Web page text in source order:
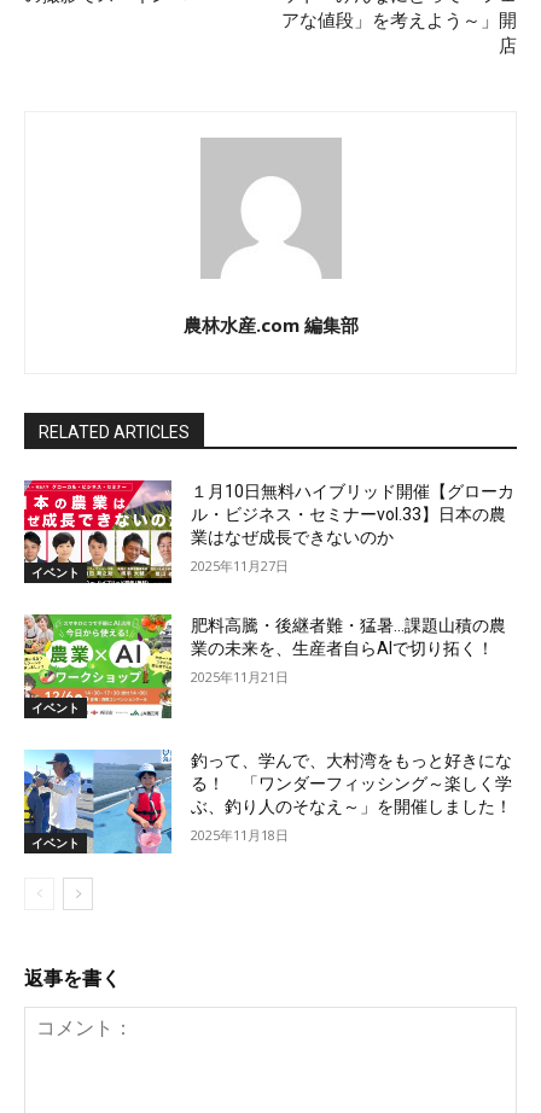
アな値段」を考えよう～」開
店
農林水産.com 編集部
RELATED ARTICLES
イベント
１月10日無料ハイブリッド開催【グローカ
ル・ビジネス・セミナーvol.33】日本の農
業はなぜ成長できないのか
2025年11月27日
イベント
肥料高騰・後継者難・猛暑…課題山積の農
業の未来を、生産者自らAIで切り拓く！
2025年11月21日
イベント
釣って、学んで、大村湾をもっと好きにな
る！ 「ワンダーフィッシング～楽しく学
ぶ、釣り人のそなえ～」を開催しました！
2025年11月18日
返事を書く